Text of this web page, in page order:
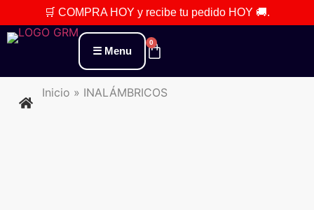
🛒 COMPRA HOY y recibe tu pedido HOY 🚚.
Menu
0
Inicio » INALÁMBRICOS